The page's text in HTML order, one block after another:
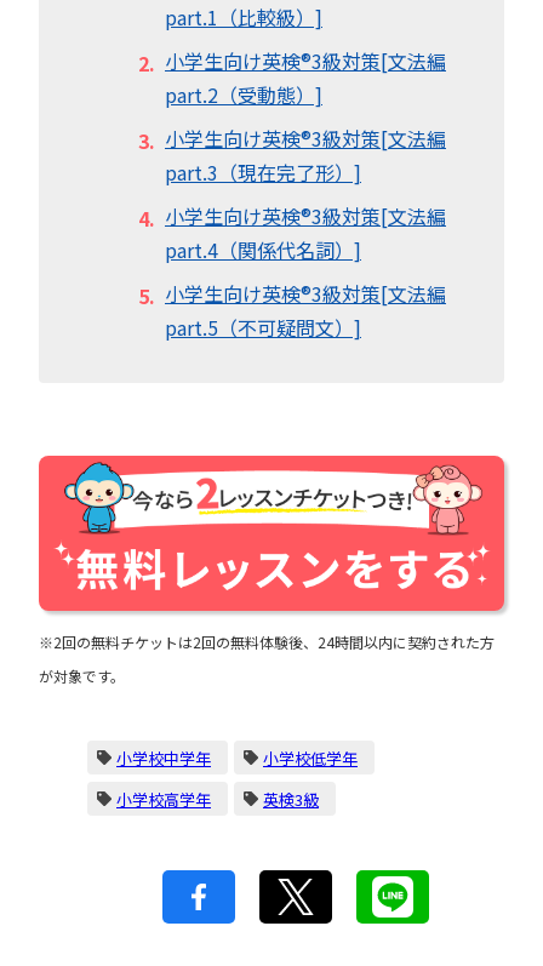
part.1（比較級）]
小学生向け英検®︎3級対策[文法編
part.2（受動態）]
小学生向け英検®︎3級対策[文法編
part.3（現在完了形）]
小学生向け英検®︎3級対策[文法編
part.4（関係代名詞）]
小学生向け英検®︎3級対策[文法編
part.5（不可疑問文）]
※2回の無料チケットは2回の無料体験後、24時間以内に契約された方
が対象です。
小学校中学年
小学校低学年
小学校高学年
英検3級